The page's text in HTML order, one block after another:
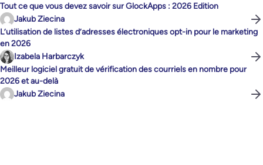
Tout ce que vous devez savoir sur GlockApps : 2026 Edition
Jakub Ziecina
L’utilisation de listes d’adresses électroniques opt-in pour le marketing
en 2026
Izabela Harbarczyk
Meilleur logiciel gratuit de vérification des courriels en nombre pour
2026 et au-delà
Jakub Ziecina